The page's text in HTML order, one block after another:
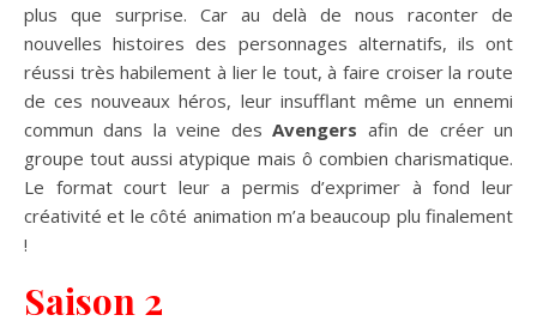
plus que surprise. Car au delà de nous raconter de
nouvelles histoires des personnages alternatifs, ils ont
réussi très habilement à lier le tout, à faire croiser la route
de ces nouveaux héros, leur insufflant même un ennemi
commun dans la veine desAvengers afin de créer un
groupe tout aussi atypique mais ô combien charismatique.
Le format court leur a permis d’exprimer à fond leur
créativité et le côté animation m’a beaucoup plu finalement
!
Saison 2